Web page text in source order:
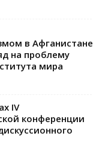
в Афганистане
на проблему
мира
IV
конференции